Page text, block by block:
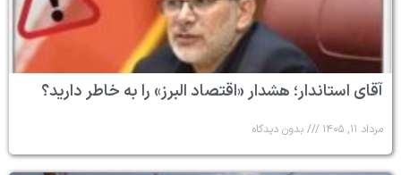
آقای استاندار؛ هشدار «اقتصاد البرز» را به خاطر دارید؟
مرداد ۱۱, ۱۴۰۵ بدون دیدگاه